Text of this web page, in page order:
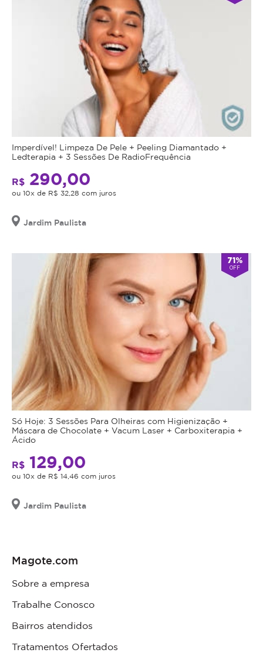
Imperdível! Limpeza De Pele + Peeling Diamantado +
Ledterapia + 3 Sessões De RadioFrequência
R$ 290,00
ou 10x de R$ 32,28 com juros
Jardim Paulista
71%
OFF
Só Hoje: 3 Sessões Para Olheiras com Higienização +
Máscara de Chocolate + Vacum Laser + Carboxiterapia +
Ácido
R$ 129,00
ou 10x de R$ 14,46 com juros
Jardim Paulista
Magote.com
Sobre a empresa
Trabalhe Conosco
Bairros atendidos
Tratamentos Ofertados